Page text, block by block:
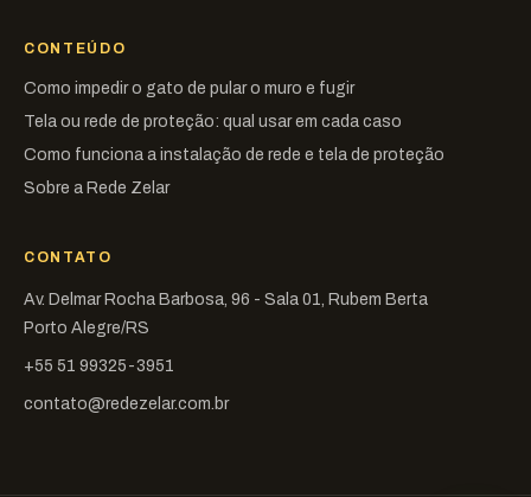
CONTEÚDO
Como impedir o gato de pular o muro e fugir
Tela ou rede de proteção: qual usar em cada caso
Como funciona a instalação de rede e tela de proteção
Sobre a Rede Zelar
CONTATO
Av. Delmar Rocha Barbosa, 96 - Sala 01, Rubem Berta
Porto Alegre/RS
+55 51 99325-3951
contato@redezelar.com.br